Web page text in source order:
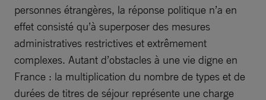
personnes étrangères, la réponse politique n’a en
effet consisté qu’à superposer des mesures
administratives restrictives et extrêmement
complexes. Autant d’obstacles à une vie digne en
France : la multiplication du nombre de types et de
durées de titres de séjour représente une charge